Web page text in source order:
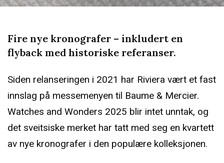
Fire nye kronografer – inkludert en
flyback med historiske referanser.
Siden relanseringen i 2021 har Riviera vært et fast
innslag på messemenyen til Baume & Mercier.
Watches and Wonders 2025 blir intet unntak, og
det sveitsiske merket har tatt med seg en kvartett
av nye kronografer i den populære kolleksjonen.